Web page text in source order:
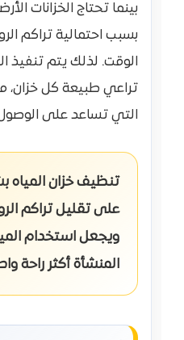
بينما تحتاج الخزانات
بسبب احتمالية تراكم
الوقت. لذلك يتم تنفيذ
تراعي طبيعة كل خزان،
التي تساعد على
تنظيف خزان
على تقليل تراكم
ويجعل استخدام
المنشأة أكثر راحة